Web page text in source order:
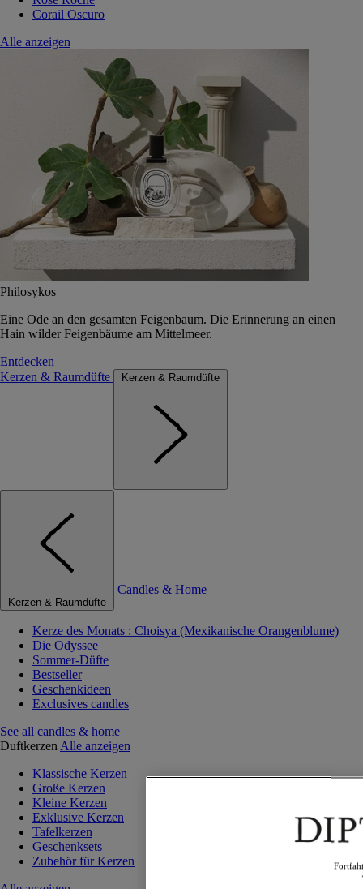
Corail Oscuro
Alle anzeigen
Philosykos
Eine Ode an den gesamten Feigenbaum. Die Erinnerung an einen
Hain wilder Feigenbäume am Mittelmeer.
Entdecken
Kerzen & Raumdüfte
Kerzen & Raumdüfte
Kerzen & Raumdüfte
Candles & Home
Kerze des Monats : Choisya (Mexikanische Orangenblume)
Die Odyssee
Sommer-Düfte
Bestseller
Geschenkideen
Exclusives candles
See all candles & home
Duftkerzen Alle anzeigen
Klassische Kerzen
Große Kerzen
Kleine Kerzen
Exklusive Kerzen
Tafelkerzen
Geschenksets
Zubehör für Kerzen